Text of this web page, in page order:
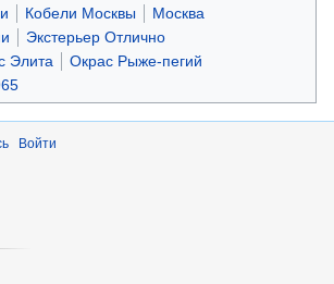
Кобели Москвы
Москва
Экстерьер Отлично
Элита
Окрас Рыже-пегий
Войти